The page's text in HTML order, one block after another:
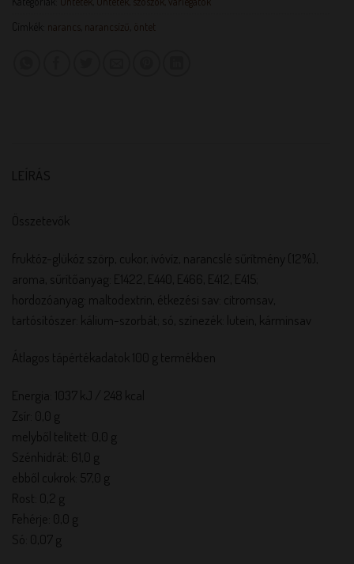
Címkék: narancs narancsízű öntet
LEÍRÁS
Összetevők
fruktóz-glükóz szörp, cukor, ivóvíz, narancslé sűrítmény (12%),
aroma, sűrítőanyag: E1422, E440, E466, E412, E415;
hordozóanyag: maltodextrin, étkezési sav: citromsav,
tartósítószer: kálium-szorbát; só, színezék: lutein, kárminsav
Átlagos tápértékadatok 100 g termékben
Energia: 1037 kJ / 248 kcal
Zsír: 0,0 g
melyből telített: 0,0 g
Szénhidrát: 61,0 g
ebből cukrok: 57,0 g
Rost: 0,2 g
Fehérje: 0,0 g
Só: 0,07 g